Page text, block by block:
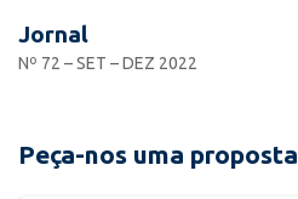
Jornal
Nº 72 – SET – DEZ 2022
Peça-nos uma proposta